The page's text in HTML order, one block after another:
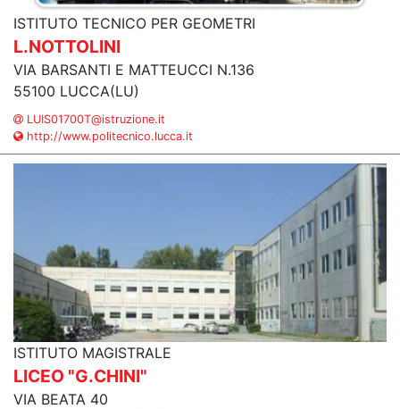
ISTITUTO TECNICO PER GEOMETRI
L.NOTTOLINI
VIA BARSANTI E MATTEUCCI N.136
55100 LUCCA(LU)
LUIS01700T@istruzione.it
http://www.politecnico.lucca.it
ISTITUTO MAGISTRALE
LICEO "G.CHINI"
VIA BEATA 40